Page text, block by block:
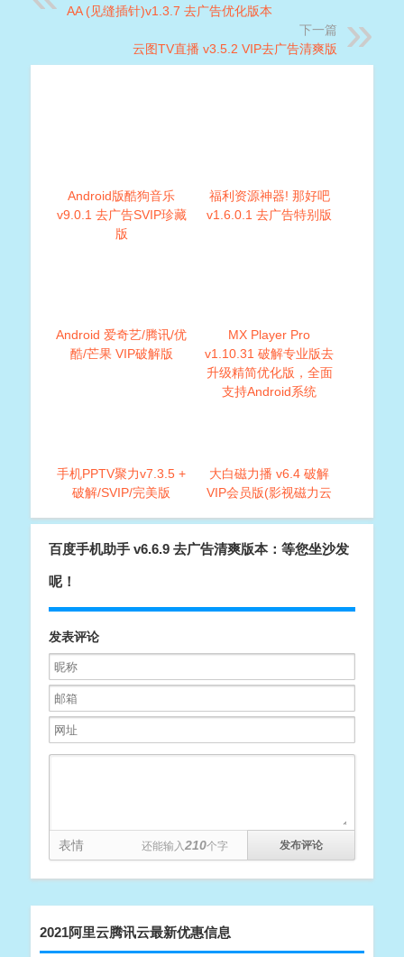
AA (见缝插针)v1.3.7 去广告优化版本
下一篇
云图TV直播 v3.5.2 VIP去广告清爽版
Android版酷狗音乐
v9.0.1 去广告SVIP珍藏
版
福利资源神器! 那好吧
v1.6.0.1 去广告特别版
Android 爱奇艺/腾讯/优
酷/芒果 VIP破解版
MX Player Pro
v1.10.31 破解专业版去
升级精简优化版，全面
支持Android系统
手机PPTV聚力v7.3.5 +
破解/SVIP/完美版
大白磁力播 v6.4 破解
VIP会员版(影视磁力云
百度手机助手 v6.6.9 去广告清爽版本：等您坐沙发
呢！
发表评论
表情 还能输入210个字
2021阿里云腾讯云最新优惠信息